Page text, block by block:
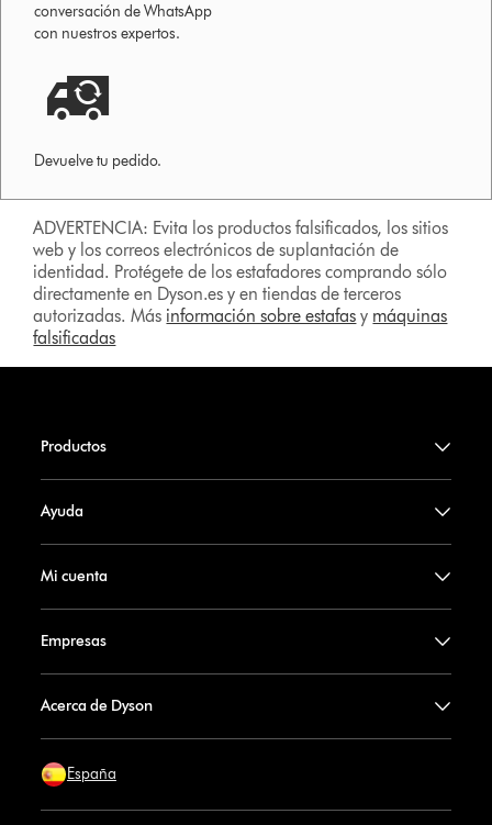
conversación de WhatsApp
con nuestros expertos.
Devuelve tu pedido.
ADVERTENCIA: Evita los productos falsificados, los sitios
web y los correos electrónicos de suplantación de
identidad. Protégete de los estafadores comprando sólo
directamente en Dyson.es y en tiendas de terceros
autorizadas. Más información sobre estafas y máquinas
falsificadas
Productos
Ayuda
Mi cuenta
Empresas
Acerca de Dyson
España